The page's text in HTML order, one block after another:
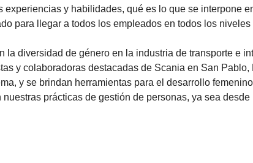
y habilidades, qué es lo que se interpone
para llegar a todos los empleados en todos los
diversidad de género en la industria de transporte e
y colaboradoras destacadas de Scania en San
y se brindan herramientas para el desarrollo
prácticas de gestión de personas, ya sea